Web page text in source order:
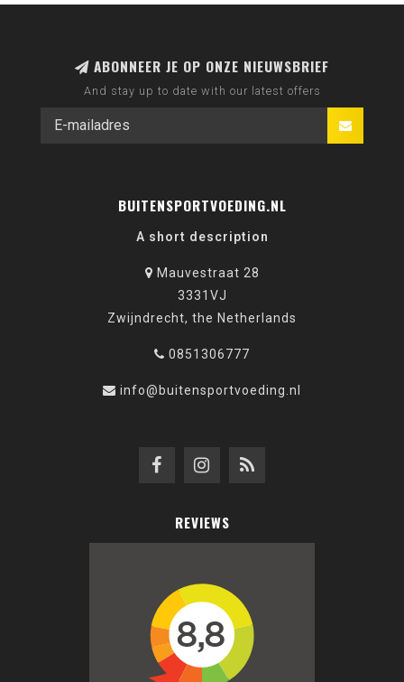
ABONNEER JE OP ONZE NIEUWSBRIEF
And stay up to date with our latest offers
BUITENSPORTVOEDING.NL
A short description
Mauvestraat 28
3331VJ
Zwijndrecht, the Netherlands
0851306777
info@buitensportvoeding.nl
REVIEWS